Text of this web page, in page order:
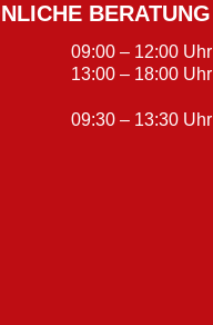
BERATUNG
09:00 – 12:00 Uhr
13:00 – 18:00 Uhr
09:30 – 13:30 Uhr